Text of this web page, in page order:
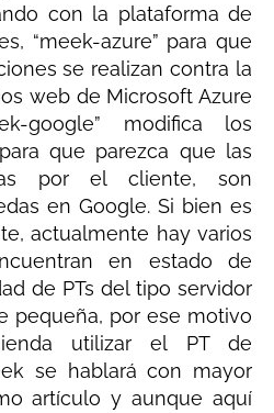
con la plataforma de
“meek-azure” para que
se realizan contra la
web de Microsoft Azure
google” modifica los
que parezca que las
por el cliente, son
en Google. Si bien es
actualmente hay varios
en estado de
de PTs del tipo servidor
pequeña, por ese motivo
utilizar el PT de
se hablará con mayor
artículo y aunque aquí